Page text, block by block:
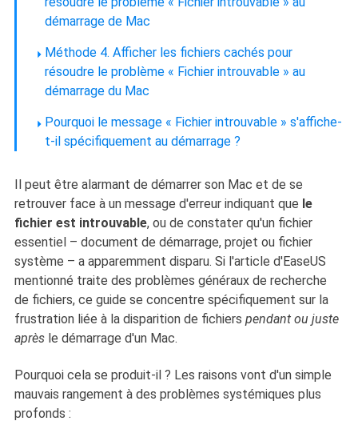
démarrage de Mac
Méthode 4. Afficher les fichiers cachés pour
résoudre le problème « Fichier introuvable » au
démarrage du Mac
Pourquoi le message « Fichier introuvable » s'affiche-
t-il spécifiquement au démarrage ?
Il peut être alarmant de démarrer son Mac et de se
retrouver face à un message d'erreur indiquant que le
fichier est introuvable,ou de constater qu'un fichier
essentiel – document de démarrage, projet ou fichier
système – a apparemment disparu. Si l'article d'EaseUS
mentionné traite des problèmes généraux de recherche
de fichiers, ce guide se concentre spécifiquement sur la
frustration liée à la disparition de fichiers pendant ou juste
aprèsle démarrage d'un Mac.
Pourquoi cela se produit-il ? Les raisons vont d'un simple
mauvais rangement à des problèmes systémiques plus
profonds :